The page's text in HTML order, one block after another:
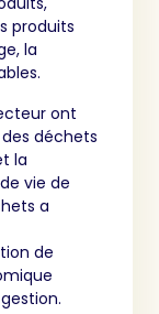
produits
la
ont
déchets
la
vie de
a
de